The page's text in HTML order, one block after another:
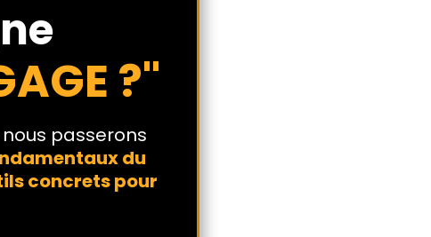
?"
passerons
du
concrets pour